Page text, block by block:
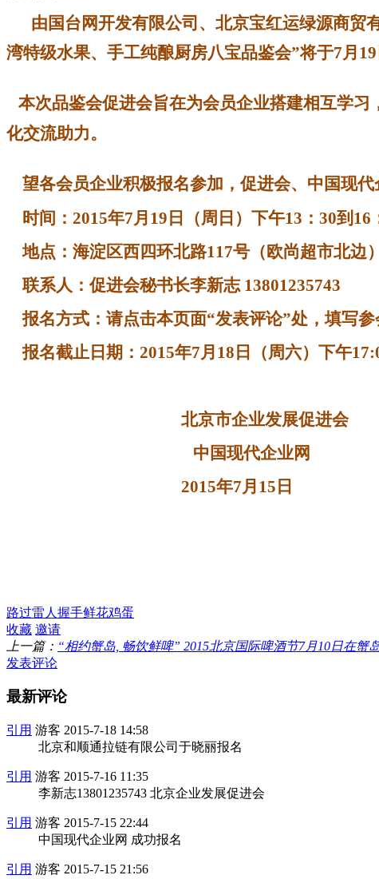
由国台网开发有限公司、北京宝红运绿源商贸
湾特级水果、手工纯酿厨房八宝品鉴会”将于7 月 19
本次品鉴会促进会旨在为会员企业搭建相互学
化交流助力。
望各会员企业积极报名参加，促进会、中国现
时间： 2015年7 月 19 日 （周日）下午13 ： 30到 16
地点：海淀区西四环北路117号（欧尚超市北边
联系人：促进会秘书长李新志 13801235743
报名方式：请点击本页面“发表评论”处，填写
报名截止日期： 2015年7 月 18 日 （周六）下午
北京市企业发展促进会
中国现代企业网
2015年7 月15 日
路过雷人 握手鲜花鸡蛋
收藏 邀请
上一篇： “相约蟹岛, 畅饮鲜啤” 2015北京国际啤酒节7月10日在蟹
发表评论
最新评论
引用 游客 2015-7-18 14:58
北京和顺通拉链有限公司于晓丽报名
引用 游客 2015-7-16 11:35
李新志13801235743 北京企业发展促进会
引用 游客 2015-7-15 22:44
中国现代企业网 成功报名
引用 游客 2015-7-15 21:56